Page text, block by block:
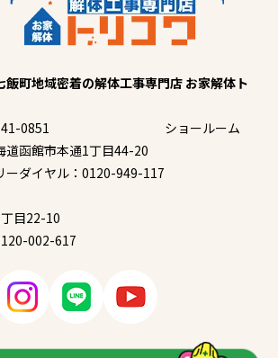
飯町地域密着の解体工事専門店 お家解体ト
0851
道函館市本通1丁目44-20
ーダイヤル：0120-949-117
ショールーム
丁目22-10
002-617